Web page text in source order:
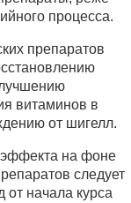
процесса.
препаратов
витаминов в
от шигелл.
эффекта на фоне
следует
начала курса